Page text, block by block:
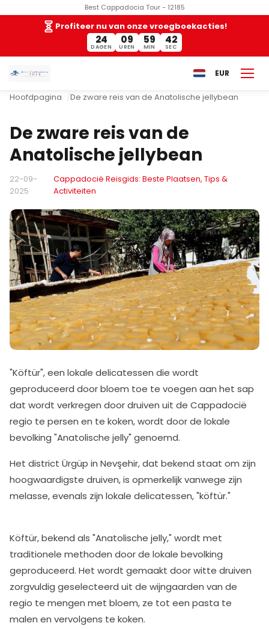
Best Cappadocia Tour - 12185
Profiteer nu van onze vroegboekacties!
24
DAGEN
09
UREN
59
MIN
41
SEC
EUR
Hoofdpagina De zware reis van de Anatolische jellybean
De zware reis van de
Anatolische jellybean
22-09-
2025
Cappadocië Reisgids: Beste Plaatsen, Tips &
Activiteiten
"Köftür", een lokale delicatessen die wordt
geproduceerd door bloem toe te voegen aan het sap
dat wordt verkregen door druiven uit de Cappadocië
regio te persen en te koken, wordt door de lokale
bevolking "Anatolische jelly" genoemd.
Het district Ürgüp in Nevşehir, dat bekend staat om zijn
hoogwaardigste druiven, is opmerkelijk vanwege zijn
melasse, evenals zijn lokale delicatessen, "köftür."
Köftür, bekend als "Anatolische jelly," wordt met
traditionele methoden door de lokale bevolking
geproduceerd. Het wordt gemaakt door witte druiven
zorgvuldig geselecteerd uit de wijngaarden van de
regio te mengen met bloem, ze tot een pasta te
malen en vervolgens te koken.